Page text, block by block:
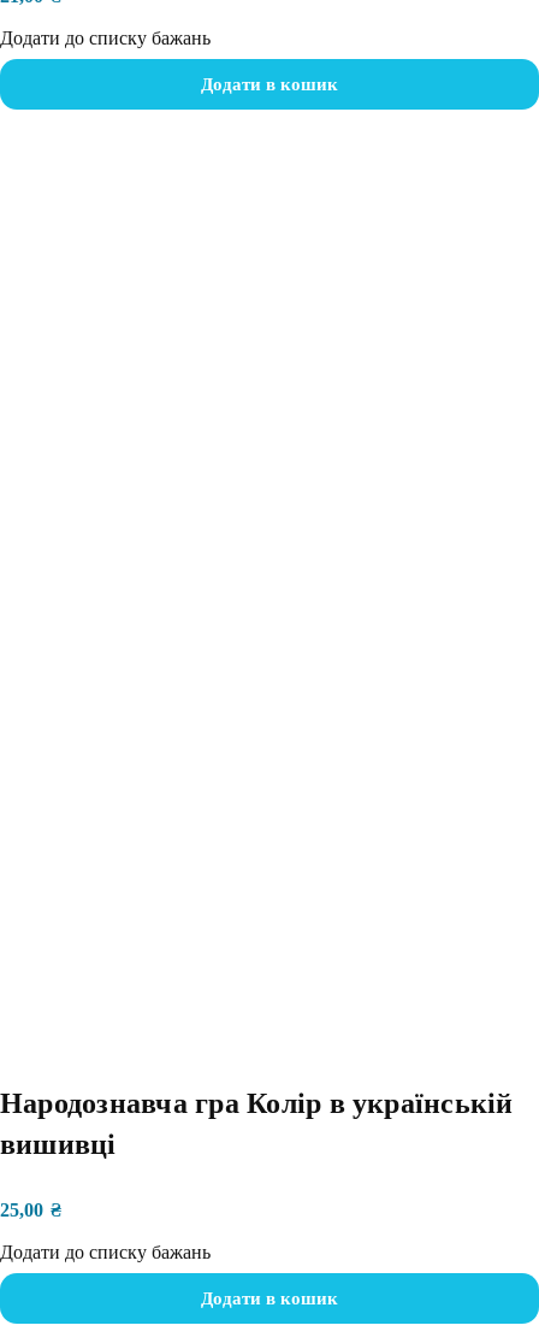
Додати до списку бажань
Додати в кошик
Народознавча гра Колір в українській
вишивці
25,00 ₴
Додати до списку бажань
Додати в кошик